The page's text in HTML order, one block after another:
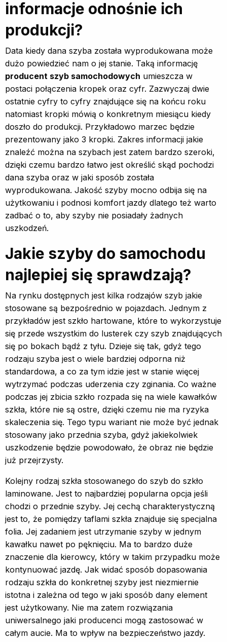
informacje odnośnie ich
produkcji?
Data kiedy dana szyba została wyprodukowana może
dużo powiedzieć nam o jej stanie. Taką informację
producent szyb samochodowych umieszcza w
postaci połączenia kropek oraz cyfr. Zazwyczaj dwie
ostatnie cyfry to cyfry znajdujące się na końcu roku
natomiast kropki mówią o konkretnym miesiącu kiedy
doszło do produkcji. Przykładowo marzec będzie
prezentowany jako 3 kropki. Zakres informacji jakie
znaleźć można na szybach jest zatem bardzo szeroki,
dzięki czemu bardzo łatwo jest określić skąd pochodzi
dana szyba oraz w jaki sposób została
wyprodukowana. Jakość szyby mocno odbija się na
użytkowaniu i podnosi komfort jazdy dlatego też warto
zadbać o to, aby szyby nie posiadały żadnych
uszkodzeń.
Jakie szyby do samochodu
najlepiej się sprawdzają?
Na rynku dostępnych jest kilka rodzajów szyb jakie
stosowane są bezpośrednio w pojazdach. Jednym z
przykładów jest szkło hartowane, które to wykorzystuje
się przede wszystkim do lusterek czy szyb znajdujących
się po bokach bądź z tyłu. Dzieje się tak, gdyż tego
rodzaju szyba jest o wiele bardziej odporna niż
standardowa, a co za tym idzie jest w stanie więcej
wytrzymać podczas uderzenia czy zginania. Co ważne
podczas jej zbicia szkło rozpada się na wiele kawałków
szkła, które nie są ostre, dzięki czemu nie ma ryzyka
skaleczenia się. Tego typu wariant nie może być jednak
stosowany jako przednia szyba, gdyż jakiekolwiek
uszkodzenie będzie powodowało, że obraz nie będzie
już przejrzysty.
Kolejny rodzaj szkła stosowanego do szyb do szkło
laminowane. Jest to najbardziej popularna opcja jeśli
chodzi o przednie szyby. Jej cechą charakterystyczną
jest to, że pomiędzy taflami szkła znajduje się specjalna
folia. Jej zadaniem jest utrzymanie szyby w jednym
kawałku nawet po pęknięciu. Ma to bardzo duże
znaczenie dla kierowcy, który w takim przypadku może
kontynuować jazdę. Jak widać sposób dopasowania
rodzaju szkła do konkretnej szyby jest niezmiernie
istotna i zależna od tego w jaki sposób dany element
jest użytkowany. Nie ma zatem rozwiązania
uniwersalnego jaki producenci mogą zastosować w
całym aucie. Ma to wpływ na bezpieczeństwo jazdy.